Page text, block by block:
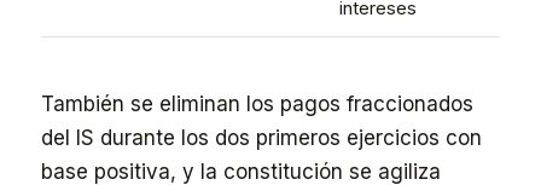
intereses
También se eliminan los pagos fraccionados
del IS durante los dos primeros ejercicios con
base positiva, y la constitución se agiliza